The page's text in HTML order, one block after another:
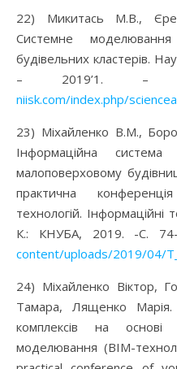
22) Микитась М.В.,
Системне моделювання
будівельних кластерів.
– 2019’1. –
niisk.com/index.php/
23) Міхайленко В.М.,
Інформаційна
малоповерховому
практична
технологій. Інформаційні
К.: КНУБА, 2019. -С.
content/uploads/2019/04/
24) Міхайленко Віктор,
Тамара, Лященко
комплексів на основі
моделювання (BIM-